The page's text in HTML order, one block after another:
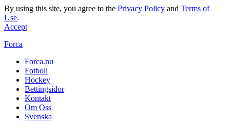
By using this site, you agree to the Privacy Policy and Terms of
Use.
Accept
Forca
Forca.nu
Fotboll
Hockey
Bettingsidor
Kontakt
Om Oss
Svenska